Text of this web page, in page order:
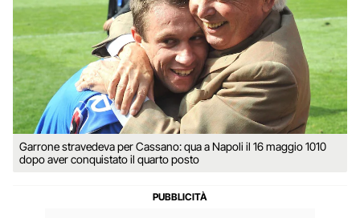
Garrone stravedeva per Cassano: qua a Napoli il 16 maggio 1010
dopo aver conquistato il quarto posto